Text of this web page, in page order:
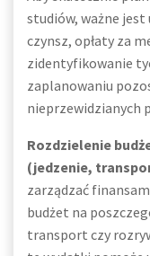
studiów, ważne
czynsz, opłaty za
zidentyfikowanie
zaplanowaniu
nieprzewidzianych
Rozdzielenie
(jedzenie,
zarządzać
budżet na
transport czy